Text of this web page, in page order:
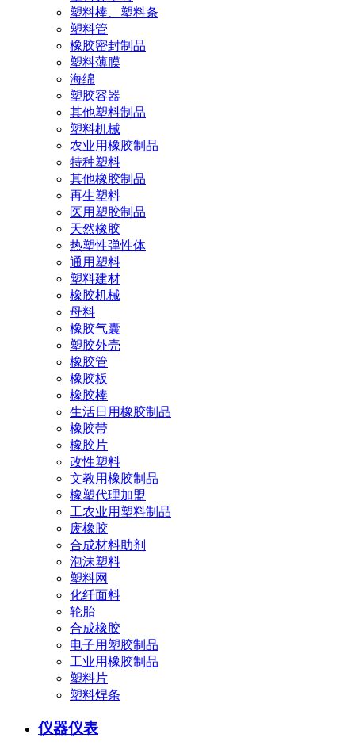
塑料棒、塑料条
塑料管
橡胶密封制品
塑料薄膜
海绵
塑胶容器
其他塑料制品
塑料机械
农业用橡胶制品
特种塑料
其他橡胶制品
再生塑料
医用塑胶制品
天然橡胶
热塑性弹性体
通用塑料
塑料建材
橡胶机械
母料
橡胶气囊
塑胶外壳
橡胶管
橡胶板
橡胶棒
生活日用橡胶制品
橡胶带
橡胶片
改性塑料
文教用橡胶制品
橡塑代理加盟
工农业用塑料制品
废橡胶
合成材料助剂
泡沫塑料
塑料网
化纤面料
轮胎
合成橡胶
电子用塑胶制品
工业用橡胶制品
塑料片
塑料焊条
仪器仪表